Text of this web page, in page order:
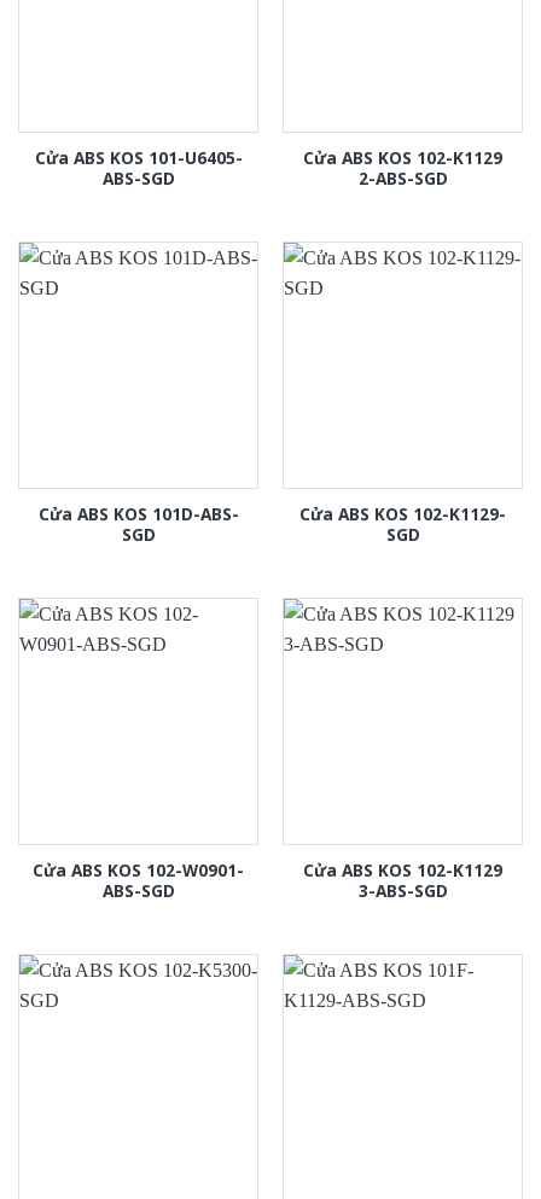
Cửa ABS KOS 101-U6405-
ABS-SGD
Cửa ABS KOS 102-K1129
2-ABS-SGD
Cửa ABS KOS 101D-ABS-
SGD
Cửa ABS KOS 102-K1129-
SGD
Cửa ABS KOS 102-W0901-
ABS-SGD
Cửa ABS KOS 102-K1129
3-ABS-SGD